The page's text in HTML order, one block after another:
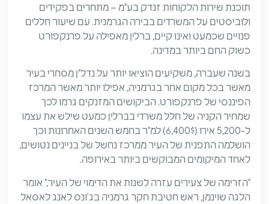
תוכנת שירות הלקוחות זנדק בע"מ – מתחרים בפקידים
ולוביסטים על המשרדים בבירה הגרמנית. עם שיעור חללים
פנויים שכמעט ואינו קיים, ברלין מאפילה על פרנקפורט
כשוק החם ביותר במדינה.
בשנה שעברה, משקיעים הוציאו יותר על נדל"ן מסחרי בעיר
מאשר בכל מקום אחר בגרמניה, אפילו יותר מאשר המרכז
הפיננסי של פרנקפורט. הביקושים המזנקים גרמו לכך
שמחיר הקניה של חלל משרדי בברלין כמעט שילש את עצמו
ל-5,200 אירו (6,400$) למ"ר בחמש השנים האחרונות וכך
הושלמה התפנית של העיר ממרכז נחשל של בניינים נטושים,
לאחד המיקומים המבוקשים ביותר באירופה.
"הזרימה של צעירים עזרה לשנות את הדימוי של העיר," אומר
הלגה שוינמן, ראש חטיבת חקר גרמניה בג'ונס לאנג לאסאל